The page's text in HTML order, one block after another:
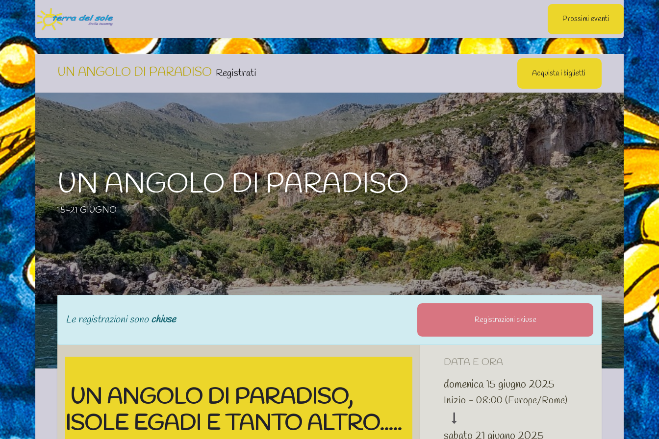
Servizio Navetta Gratuita Alcamo Marina
Prossimi eventi
UN ANGOLO DI PARADISO Registrati Acquista i biglietti
UN ANGOLO DI PARADISO
15-21 GIUGNO
Le registrazioni sonochiuse Registrazioni chiuse
UN ANGOLO DI PARADISO,
ISOLE EGADI E TANTO ALTRO.....
DATA E ORA
domenica 15 giugno 2025
Inizio - 08:00 (Europe/Rome)